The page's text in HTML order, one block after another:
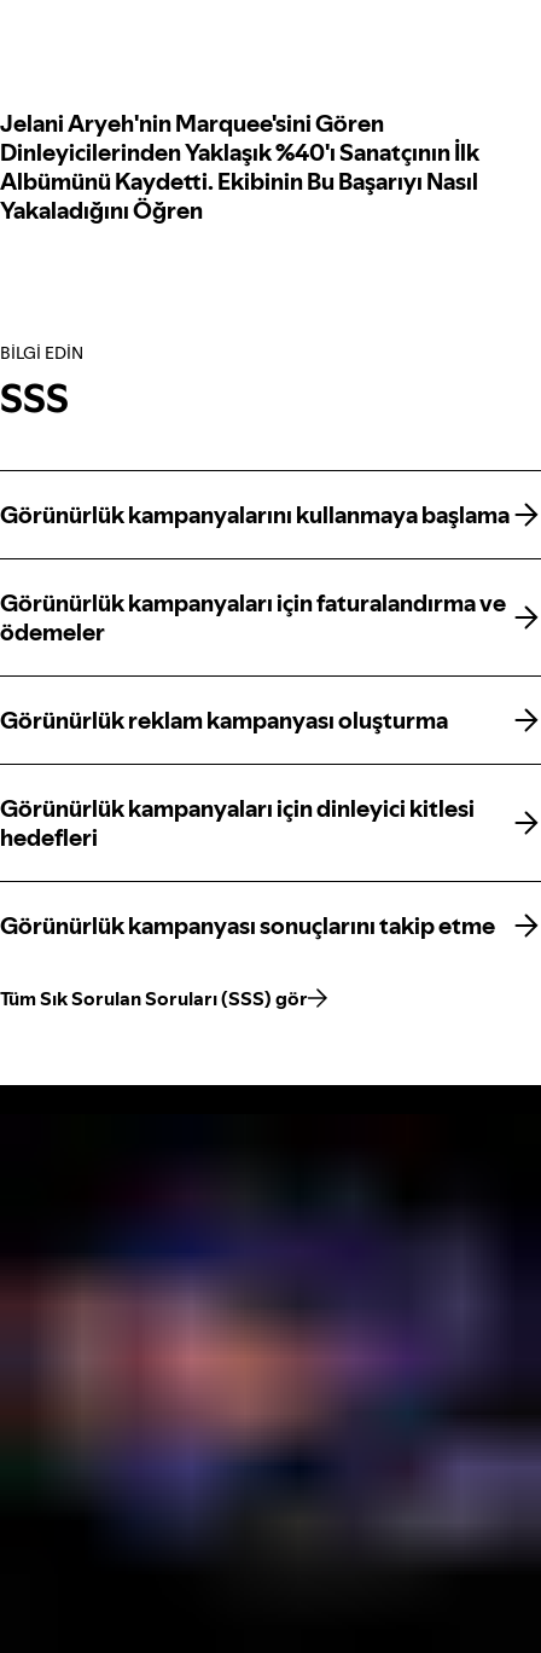
Jelani Aryeh'nin Marquee'sini Gören
Dinleyicilerinden Yaklaşık %40'ı Sanatçının İlk
Albümünü Kaydetti. Ekibinin Bu Başarıyı Nasıl
Yakaladığını Öğren
BİLGİ EDİN
SSS
Görünürlük kampanyalarını kullanmaya başlama
Görünürlük kampanyalarını kullanmaya başlama
Görünürlük kampanyaları için faturalandırma ve
ödemeler
Görünürlük kampanyaları için faturalandırma ve
ödemeler
Görünürlük reklam kampanyası oluşturma
Görünürlük reklam kampanyası oluşturma
Görünürlük kampanyaları için dinleyici kitlesi
hedefleri
Görünürlük kampanyaları için dinleyici kitlesi
hedefleri
Görünürlük kampanyası sonuçlarını takip etme
Görünürlük kampanyası sonuçlarını takip etme
Tüm Sık Sorulan Soruları (SSS) gör